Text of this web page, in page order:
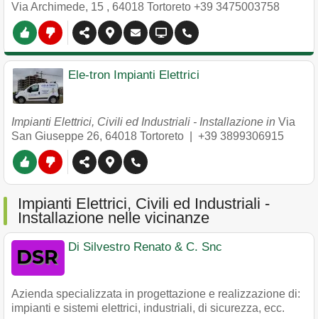
Via Archimede, 15 , 64018 Tortoreto +39 3475003758
Ele-tron Impianti Elettrici
Impianti Elettrici, Civili ed Industriali - Installazione in Via
San Giuseppe 26, 64018 Tortoreto +39 3899306915
Impianti Elettrici, Civili ed Industriali -
Installazione nelle vicinanze
Di Silvestro Renato & C. Snc
Azienda specializzata in progettazione e realizzazione di:
impianti e sistemi elettrici, industriali, di sicurezza, ecc.